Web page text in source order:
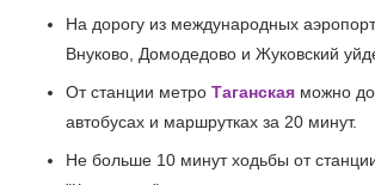
На дорогу из международных
Внуково, Домодедово и Жуковский
От станции метро Таганская можно
автобусах и маршрутках за 20 минут.
Не больше 10 минут ходьбы от